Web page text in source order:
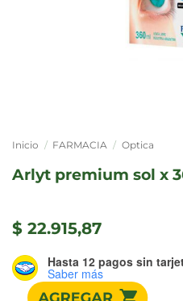
Inicio / FARMACIA / Optica
arlyt premium sol x
$ 22.915,87
Hasta 12 pagos sin
Saber más